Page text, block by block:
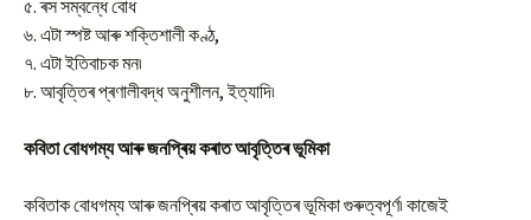
৫. ৰস সম্বন্ধে বোধ
৬. এটা স্পষ্ট আৰু শক্তিশালী কণ্ঠ,
৭. এটা ইতিবাচক মন৷
৮. আবৃত্তিৰ প্ৰণালীবদ্ধ অনুশীলন, ইত্যাদি৷
কবিতাবোধগম্য আৰু জনপ্ৰিয় কৰাত আবৃত্তিৰ ভূমিকা
কবিতাক বোধগম্য আৰু জনপ্ৰিয় কৰাত আবৃত্তিৰ ভূমিকা গুৰুত্বপূৰ্ণ৷ কাজেই